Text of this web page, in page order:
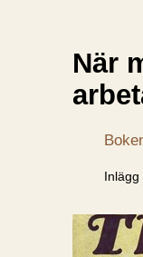
När
Inlägg